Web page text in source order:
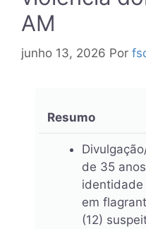
AM
junho 13, 2026 Por
Resumo
de 35
em
(12)